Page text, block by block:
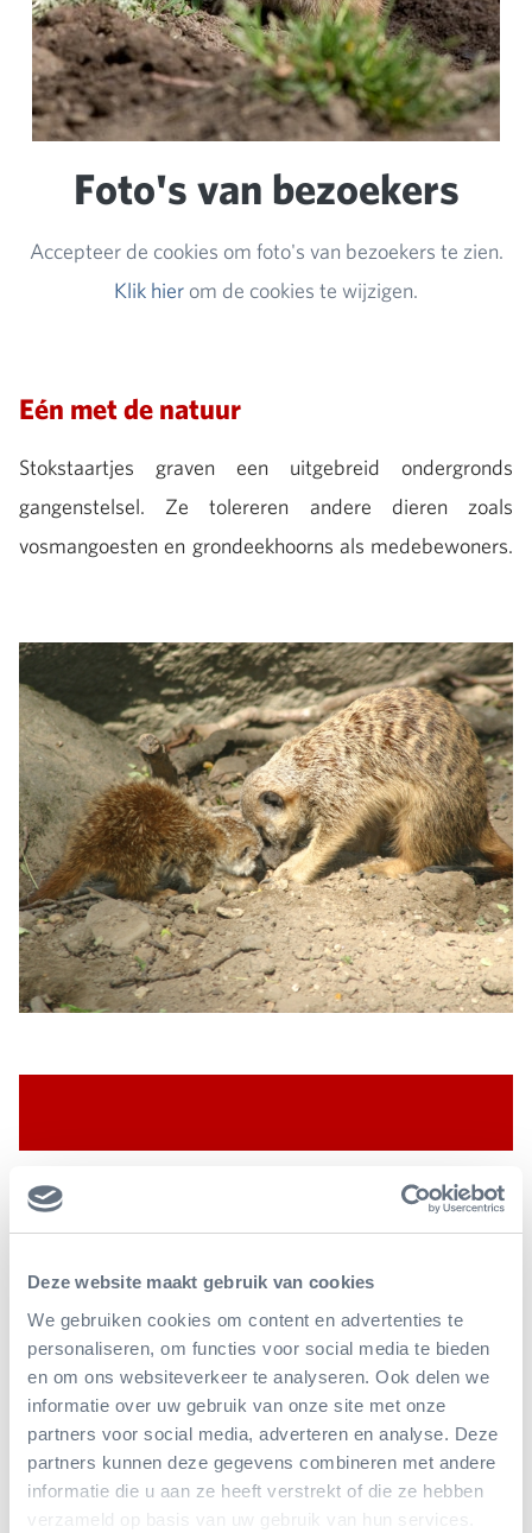
Deze website maakt gebruik van cookies
We gebruiken cookies om content en advertenties te
personaliseren, om functies voor social media te bieden
en om ons websiteverkeer te analyseren. Ook delen we
informatie over uw gebruik van onze site met onze
partners voor social media, adverteren en analyse. Deze
partners kunnen deze gegevens combineren met andere
informatie die u aan ze heeft verstrekt of die ze hebben
verzameld op basis van uw gebruik van hun services.
Foto's van bezoekers
Accepteer de cookies om foto's van bezoekers te zien.
Klik hier om de cookies te wijzigen.
Eén met de natuur
Stokstaartjes graven een uitgebreid ondergronds
gangenstelsel. Ze tolereren andere dieren zoals
vosmangoesten en grondeekhoorns als medebewoners.
Bedreiging en bescherming
Stokstaartjes zijn in de natuur niet zeldzaam. En voor
zover biologen weten, liggen er ook geen nieuwe of
uitzonderlijke bedreigingen voor deze soort op de loer,
gelukkig!